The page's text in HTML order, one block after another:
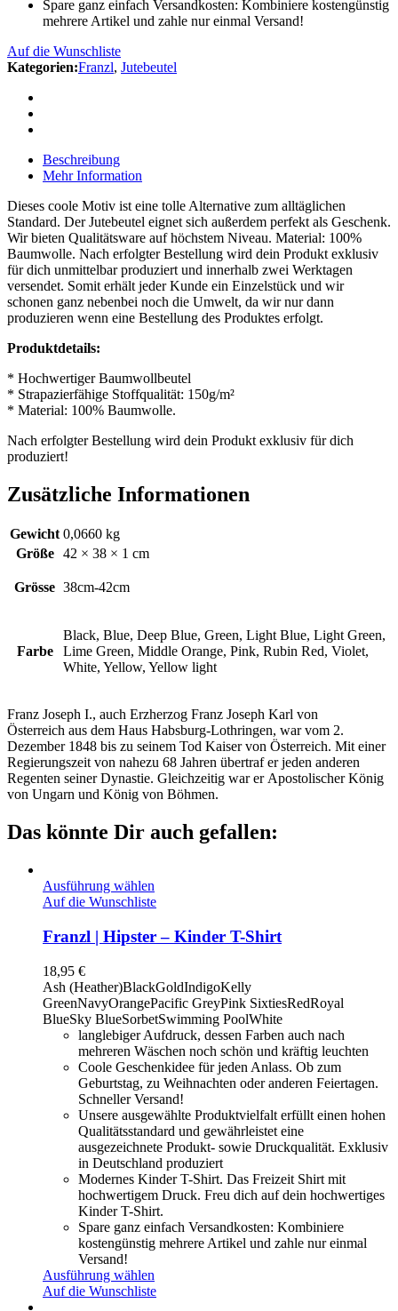
Spare ganz einfach Versandkosten: Kombiniere kostengünstig
mehrere Artikel und zahle nur einmal Versand!
Auf die Wunschliste
Kategorien:Franzl, Jutebeutel
Beschreibung
Mehr Information
Dieses coole Motiv ist eine tolle Alternative zum alltäglichen
Standard. Der Jutebeutel eignet sich außerdem perfekt als Geschenk.
Wir bieten Qualitätsware auf höchstem Niveau. Material: 100%
Baumwolle. Nach erfolgter Bestellung wird dein Produkt exklusiv
für dich unmittelbar produziert und innerhalb zwei Werktagen
versendet. Somit erhält jeder Kunde ein Einzelstück und wir
schonen ganz nebenbei noch die Umwelt, da wir nur dann
produzieren wenn eine Bestellung des Produktes erfolgt.
Produktdetails:
* Hochwertiger Baumwollbeutel
* Strapazierfähige Stoffqualität: 150g/m²
* Material: 100% Baumwolle.
Nach erfolgter Bestellung wird dein Produkt exklusiv für dich
produziert!
Zusätzliche Informationen
Gewicht 0,0660 kg
Größe
42 × 38 × 1 cm
Grösse 38cm-42cm
Farbe
Black, Blue, Deep Blue, Green, Light Blue, Light Green,
Lime Green, Middle Orange, Pink, Rubin Red, Violet,
White, Yellow, Yellow light
Franz Joseph I., auch Erzherzog Franz Joseph Karl von
Österreich aus dem Haus Habsburg-Lothringen, war vom 2.
Dezember 1848 bis zu seinem Tod Kaiser von Österreich. Mit einer
Regierungszeit von nahezu 68 Jahren übertraf er jeden anderen
Regenten seiner Dynastie. Gleichzeitig war er Apostolischer König
von Ungarn und König von Böhmen.
Das könnte Dir auch gefallen:
Ausführung wählen
Auf die Wunschliste
Franzl | Hipster – Kinder T-Shirt
18,95 €
Ash (Heather)BlackGoldIndigoKelly
GreenNavyOrangePacific GreyPink SixtiesRedRoyal
BlueSky BlueSorbetSwimming PoolWhite
langlebiger Aufdruck, dessen Farben auch nach
mehreren Wäschen noch schön und kräftig leuchten
Coole Geschenkidee für jeden Anlass. Ob zum
Geburtstag, zu Weihnachten oder anderen Feiertagen.
Schneller Versand!
Unsere ausgewählte Produktvielfalt erfüllt einen hohen
Qualitätsstandard und gewährleistet eine
ausgezeichnete Produkt- sowie Druckqualität. Exklusiv
in Deutschland produziert
Modernes Kinder T-Shirt. Das Freizeit Shirt mit
hochwertigem Druck. Freu dich auf dein hochwertiges
Kinder T-Shirt.
Spare ganz einfach Versandkosten: Kombiniere
kostengünstig mehrere Artikel und zahle nur einmal
Versand!
Ausführung wählen
Auf die Wunschliste